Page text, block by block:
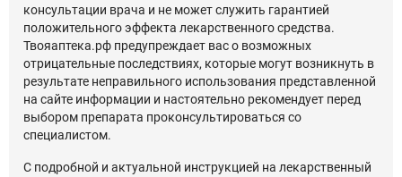
консультации врача и не может служить гарантией
положительного эффекта лекарственного средства.
Твояаптека.рф предупреждает вас о возможных
отрицательные последствиях, которые могут возникнуть в
результате неправильного использования представленной
на сайте информации и настоятельно рекомендует перед
выбором препарата проконсультироваться со
специалистом.
С подробной и актуальной инструкцией на лекарственный